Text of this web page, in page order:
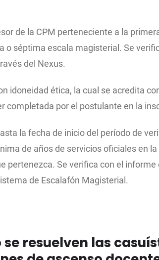
de la CPM perteneciente a la
o séptima escala magisterial. Se
del Nexus.
idoneidad ética, la cual se acredita
completada por el postulante en la
la fecha de inicio del período de
de años de servicios oficiales en
pertenezca. Se verifica con el
de Escalafón Magisterial.
se resuelven las